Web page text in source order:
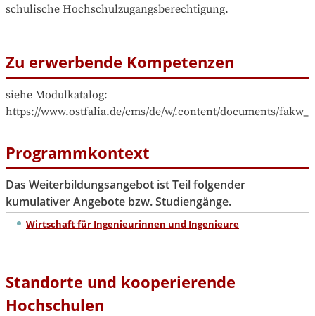
schulische Hochschulzugangsberechtigung.
Zu erwerbende Kompetenzen
siehe Modulkatalog:
https://www.ostfalia.de/cms/de/w/.content/documents/
Programmkontext
Das Weiterbildungsangebot ist Teil folgender
kumulativer Angebote bzw. Studiengänge.
Wirtschaft für Ingenieurinnen und Ingenieure
Standorte und kooperierende
Hochschulen